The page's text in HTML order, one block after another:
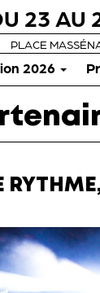
23 AU
PLACE
2026